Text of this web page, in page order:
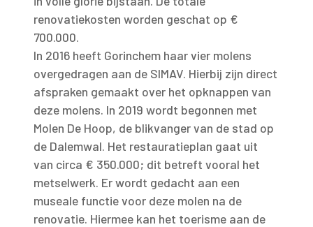
renovatiekosten worden geschat op €
700.000.
In 2016 heeft Gorinchem haar vier molens
overgedragen aan de SIMAV. Hierbij zijn direct
afspraken gemaakt over het opknappen van
deze molens. In 2019 wordt begonnen met
Molen De Hoop, de blikvanger van de stad op
de Dalemwal. Het restauratieplan gaat uit
van circa € 350.000; dit betreft vooral het
metselwerk. Er wordt gedacht aan een
museale functie voor deze molen na de
renovatie. Hiermee kan het toerisme aan de